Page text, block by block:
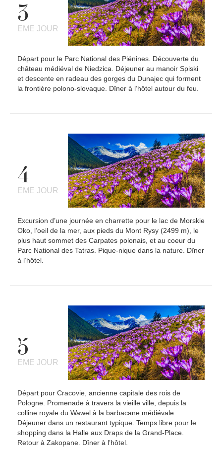
3
EME JOUR
Départ pour le Parc National des Piénines. Découverte du
château médiéval de Niedzica. Déjeuner au manoir Spiski
et descente en radeau des gorges du Dunajec qui forment
la frontière polono-slovaque. Dîner à l’hôtel autour du feu.
4
EME JOUR
Excursion d’une journée en charrette pour le lac de Morskie
Oko, l’oeil de la mer, aux pieds du Mont Rysy (2499 m), le
plus haut sommet des Carpates polonais, et au coeur du
Parc National des Tatras. Pique-nique dans la nature. Dîner
à l’hôtel.
5
EME JOUR
Départ pour Cracovie, ancienne capitale des rois de
Pologne. Promenade à travers la vieille ville, depuis la
colline royale du Wawel à la barbacane médiévale.
Déjeuner dans un restaurant typique. Temps libre pour le
shopping dans la Halle aux Draps de la Grand-Place.
Retour à Zakopane. Dîner à l’hôtel.